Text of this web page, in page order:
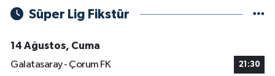
Süper Lig Fikstür
14 Ağustos, Cuma
Galatasaray - Çorum FK
21:30